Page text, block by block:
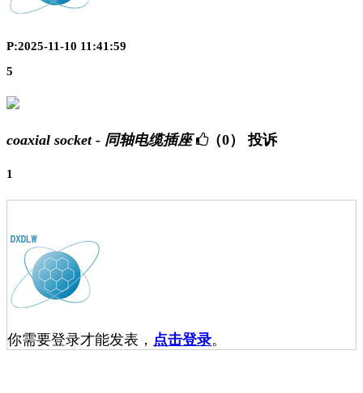
P:2025-11-10 11:41:59
5
coaxial socket - 同轴电缆插座 （0） 投诉
1
你需要登录才能发表， 点击登录。